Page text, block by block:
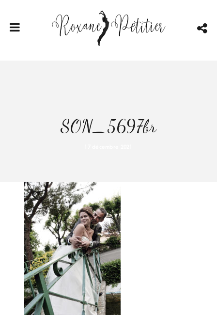
SON_5697br